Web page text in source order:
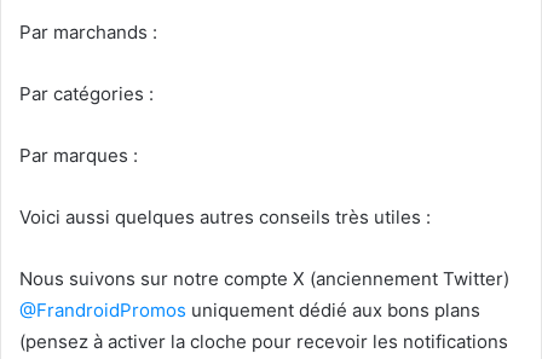
Par marchands :
Par catégories :
Par marques :
Voici aussi quelques autres conseils très utiles :
Nous suivons sur notre compte X (anciennement Twitter)
@FrandroidPromos uniquement dédié aux bons plans
(pensez à activer la cloche pour recevoir les notifications